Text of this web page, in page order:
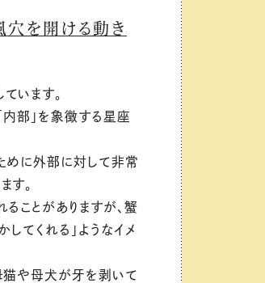
穴を開ける動き
います。
内部」を象徴する星座
めに外部に対して非常
す。
ることがありますが、蟹
してくれる」ようなイメ
猫や母犬が牙を剥いて